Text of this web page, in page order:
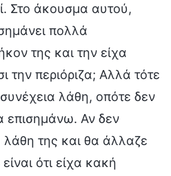
Στο άκουσμα αυτού,
πολλά
της και την είχα
την περιόριζα; Αλλά τότε
λάθη, οπότε δεν
επισημάνω. Αν δεν
της και θα άλλαζε
ότι είχα κακή